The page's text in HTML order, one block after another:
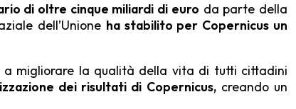
di oltre cinque miliardi di euro da parte della
dell’Unione ha stabilito per Copernicus un
migliorare la qualità della vita di tutti cittadini
dei risultati di Copernicus,creando un